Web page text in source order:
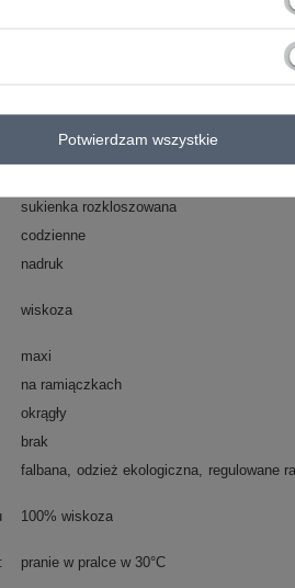
SUBLEVEL
sukienka rozkloszowana
codzienne
nadruk
wiskoza
maxi
na ramiączkach
okrągły
brak
falbana odzież ekologiczna regulowane
100% wiskoza
pranie w pralce w 30°C
Potwierdzam wszystkie